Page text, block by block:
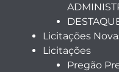
Licitações
Licitações
Pregão